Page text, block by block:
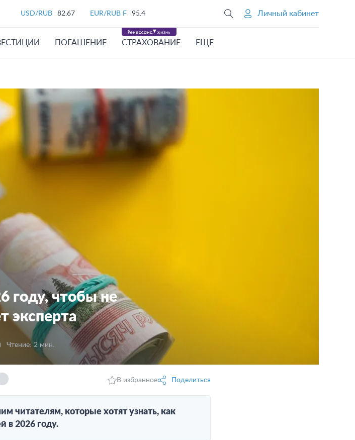
USD/RUB 82.67 EUR/RUB F 95.4 Личный кабинет
ПОГАШЕНИЕ СТРАХОВАНИЕ ЕЩЕ
году, чтобы не
эксперта
Чтение: 2 мин.
В избранное Поделиться
читателям, которые хотят узнать, как
в 2026 году.